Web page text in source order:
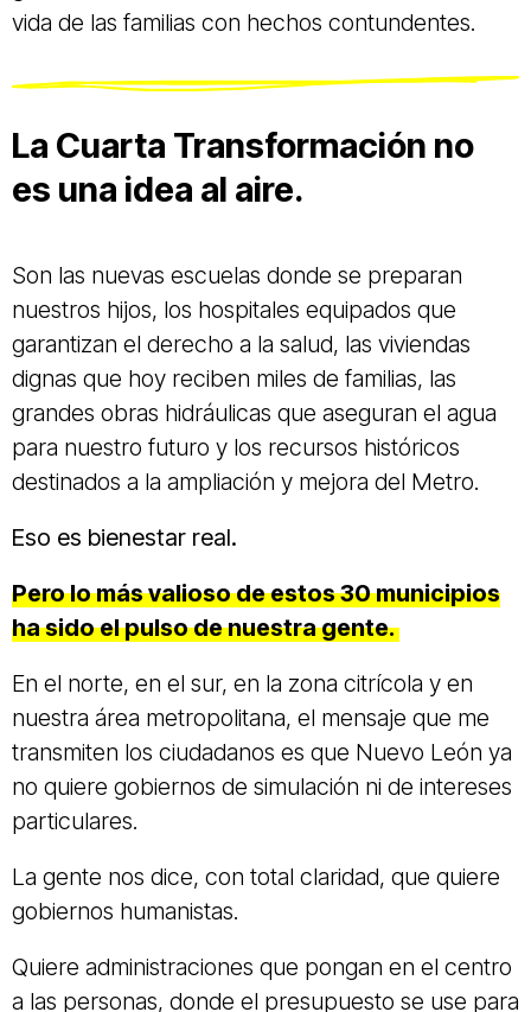
vida de las familias con hechos contundentes.
La Cuarta Transformación no
es una idea al aire.
Son las nuevas escuelas donde se preparan
nuestros hijos, los hospitales equipados que
garantizan el derecho a la salud, las viviendas
dignas que hoy reciben miles de familias, las
grandes obras hidráulicas que aseguran el agua
para nuestro futuro y los recursos históricos
destinados a la ampliación y mejora del Metro.
Eso es bienestar real.
Pero lo más valioso de estos 30 municipios
ha sido el pulso de nuestra gente.
En el norte, en el sur, en la zona citrícola y en
nuestra área metropolitana, el mensaje que me
transmiten los ciudadanos es que Nuevo León ya
no quiere gobiernos de simulación ni de intereses
particulares.
La gente nos dice, con total claridad, que quiere
gobiernos humanistas.
Quiere administraciones que pongan en el centro
a las personas, donde el presupuesto se use para